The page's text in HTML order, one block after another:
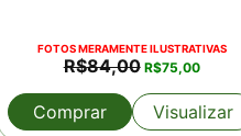
FOTOS MERAMENTE ILUSTRATIVAS
R$84,00 O
preço
original
era:
R$84,00.
R$75,00O
atual
é:
Comprar Visualizar